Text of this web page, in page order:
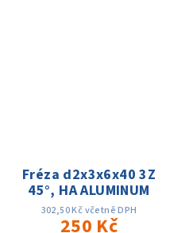
Fréza d2x3x6x40 3Z
45°, HA ALUMINUM
302,50 Kč včetně DPH
250 Kč